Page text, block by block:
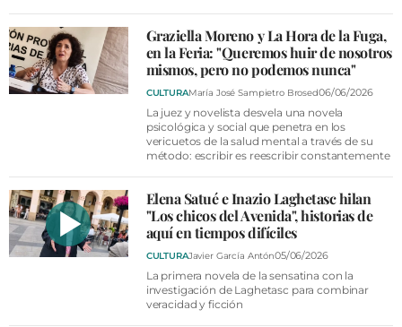
CONTACTAR
FIESTAS EN EL ALTO ARAGÓN
FIESTAS DE SAN LORENZO
FARMACIAS
HORÓSCOPO
CLUB DEL AMIGO MILITANTE
Graziella Moreno y La Hora de la Fuga,
en la Feria: "Queremos huir de nosotros
mismos, pero no podemos nunca"
CULTURAMaría José Sampietro Brosed06/06/2026
La juez y novelista desvela una novela
psicológica y social que penetra en los
vericuetos de la salud mental a través de su
método: escribir es reescribir constantemente
Elena Satué e Inazio Laghetasc hilan
"Los chicos del Avenida", historias de
aquí en tiempos difíciles
CULTURAJavier García Antón05/06/2026
La primera novela de la sensatina con la
investigación de Laghetasc para combinar
veracidad y ficción